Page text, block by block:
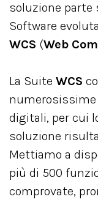
soluzione parte
Software
WCS (Web
La Suite WCS
digitali, per cui
soluzione
Mettiamo a
più di 500
comprovate,